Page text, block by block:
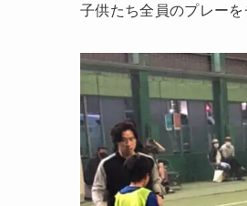
子供たち全員のプレー